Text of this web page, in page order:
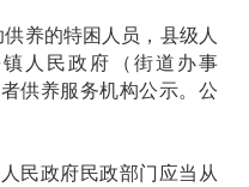
的特困人员，县级人
人民政府（街道办事
供养服务机构公示。公
政府民政部门应当从